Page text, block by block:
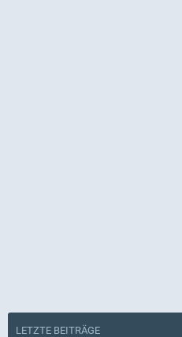
LETZTE BEITRÄGE